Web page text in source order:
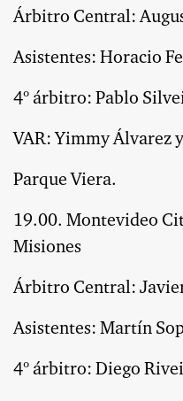
Árbitro Central:
Asistentes: Horacio
4º árbitro: Pablo
VAR: Yimmy Álvarez
Parque Viera.
19.00. Montevideo
Misiones
Árbitro Central:
Asistentes: Martín
4º árbitro: Diego